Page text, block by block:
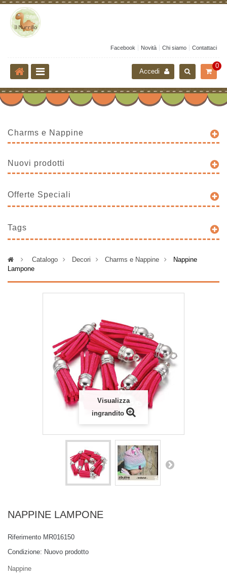
Facebook Novità Chi siamo Contattaci
0
Accedi
Charms e Nappine
Nuovi prodotti
Offerte Speciali
Tags
> Catalogo > Decori > Charms e Nappine >
Nappine
Lampone
Visualizza
ingrandito
NAPPINE LAMPONE
Riferimento MR016150
Condizione: Nuovo prodotto
Nappine